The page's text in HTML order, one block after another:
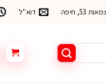
חיפה דוא"ל